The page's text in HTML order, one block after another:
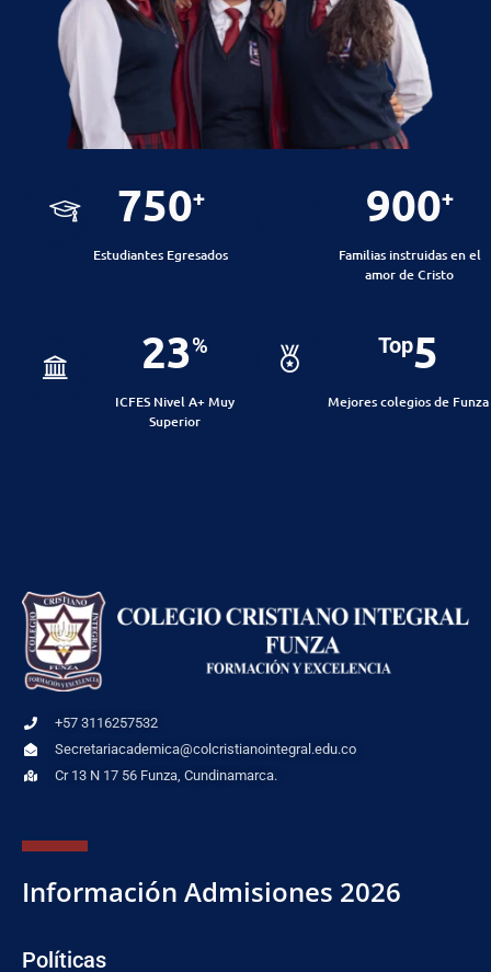
750+
Estudiantes Egresados
900+
Familias instruidas en el
amor de Cristo
23%
ICFES Nivel A+ Muy
Superior
Top5
Mejores colegios de Funza
+57 3116257532
Secretariacademica@colcristianointegral.edu.co
Cr 13 N 17 56 Funza, Cundinamarca.
Información Admisiones 2026
Políticas